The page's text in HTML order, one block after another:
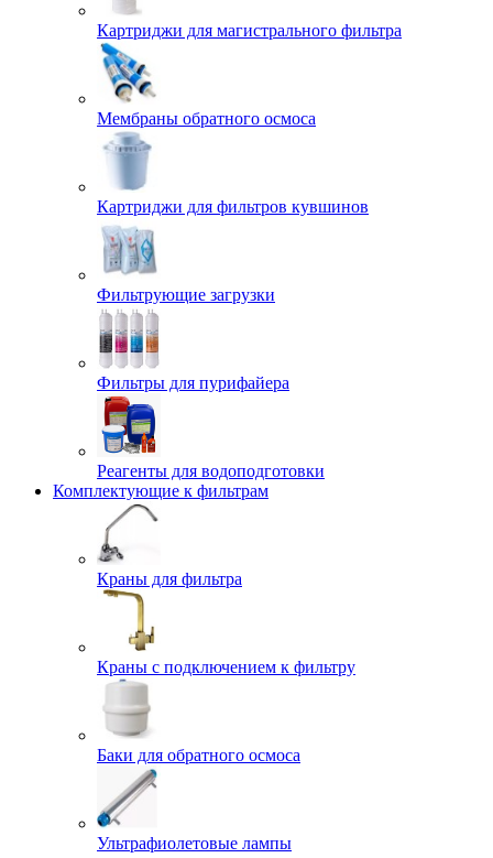
Картриджи для магистрального фильтра
Мембраны обратного осмоса
Картриджи для фильтров кувшинов
Фильтрующие загрузки
Фильтры для пурифайера
Реагенты для водоподготовки
Комплектующие к фильтрам
Краны для фильтра
Краны с подключением к фильтру
Баки для обратного осмоса
Ультрафиолетовые лампы